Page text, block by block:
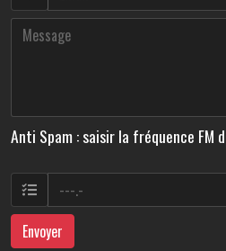
Anti Spam : saisir la fréquence FM
Envoyer